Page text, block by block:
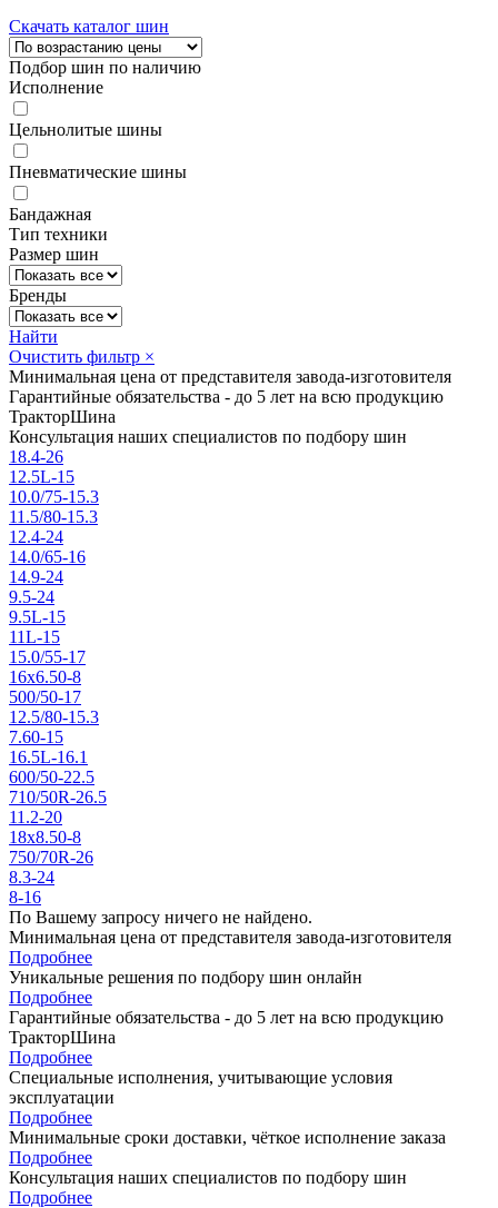
Скачать каталог шин
Подбор шин по наличию
Исполнение
Цельнолитые шины
Пневматические шины
Бандажная
Тип техники
Размер шин
Бренды
Найти
Очистить фильтр ×
Минимальная цена от представителя завода-изготовителя
Гарантийные обязательства - до 5 лет на всю продукцию
ТракторШина
Консультация наших специалистов по подбору шин
18.4-26
12.5L-15
10.0/75-15.3
11.5/80-15.3
12.4-24
14.0/65-16
14.9-24
9.5-24
9.5L-15
11L-15
15.0/55-17
16x6.50-8
500/50-17
12.5/80-15.3
7.60-15
16.5L-16.1
600/50-22.5
710/50R-26.5
11.2-20
18x8.50-8
750/70R-26
8.3-24
8-16
По Вашему запросу ничего не найдено.
Минимальная цена от представителя завода-изготовителя
Подробнее
Уникальные решения по подбору шин онлайн
Подробнее
Гарантийные обязательства - до 5 лет на всю продукцию
ТракторШина
Подробнее
Специальные исполнения, учитывающие условия
эксплуатации
Подробнее
Минимальные сроки доставки, чёткое исполнение заказа
Подробнее
Консультация наших специалистов по подбору шин
Подробнее